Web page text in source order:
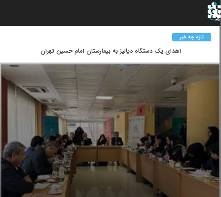
تازه چه خبر
اهدای یک دستگاه دیالیز به بیمارستان امام حسین تهران